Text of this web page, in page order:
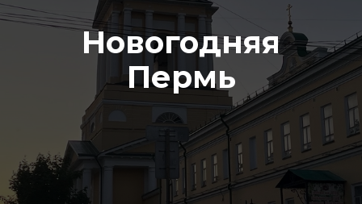
Новогодняя
Пермь